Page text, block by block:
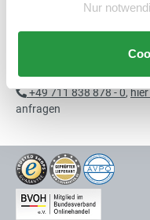
Nur
+49 711 838 878 - 0,
anfragen